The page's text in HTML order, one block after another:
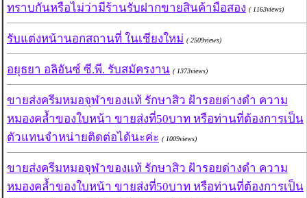
ทราบกันหรือไม่ว่ามีร้านรับฝากขายสินค้ามือสอง ( 1163views)
รับแต่งหน้านอกสถานที่ ในเชียงใหม่ ( 2509views)
อยุธยา อลิอันซ์ ซี.พี. รับสมัครงาน ( 1373views)
ขายส่งครีมหมอจุฬาของแท้ รักษาสิว ฝ้ารอยด่างดำ ความ
หมองคล้ำของใบหน้า ขายส่งที่50บาท หรือท่านที่ต้องการเป็น
ตัวแทนจำหน่ายติดต่อได้นะค่ะ ( 1009views)
ขายส่งครีมหมอจุฬาของแท้ รักษาสิว ฝ้ารอยด่างดำ ความ
หมองคล้ำของใบหน้า ขายส่งที่50บาท หรือท่านที่ต้องการเป็น